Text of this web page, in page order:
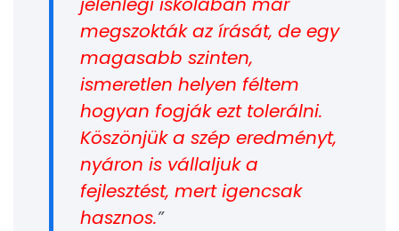
megszokták az írását, de egy
magasabb szinten,
ismeretlen helyen féltem
hogyan fogják ezt tolerálni.
Köszönjük a szép eredményt,
nyáron is vállaljuk a
fejlesztést, mert igencsak
hasznos.